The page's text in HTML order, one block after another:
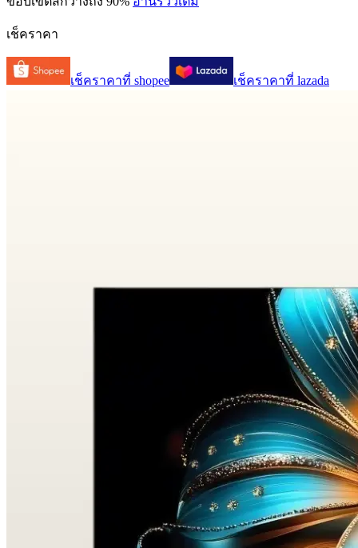
เช็คราคา
เช็คราคาที่ shopee เช็คราคาที่ lazada